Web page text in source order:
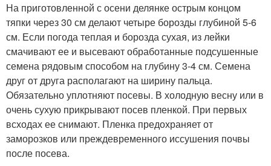
На приготовленной с осени делянке острым концом
тяпки через 30 см делают четыре борозды глубиной 5-6
см. Если погода теплая и борозда сухая, из лейки
смачивают ее и высевают обработанные подсушенные
семена рядовым способом на глубину 3-4 см. Семена
друг от друга располагают на ширину пальца.
Обязательно уплотняют посевы. В холодную весну или в
очень сухую прикрывают посев пленкой. При первых
всходах ее снимают. Пленка предохраняет от
заморозков или преждевременного иссушения почвы
после посева.